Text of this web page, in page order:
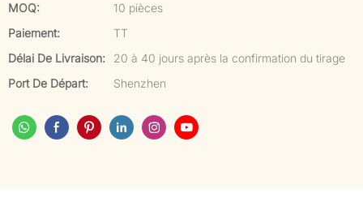
MOQ:
10 pièces
Paiement:
TT
Délai De Livraison:
20 à 40 jours après la confirmation du tirage
Port De Départ:
Shenzhen